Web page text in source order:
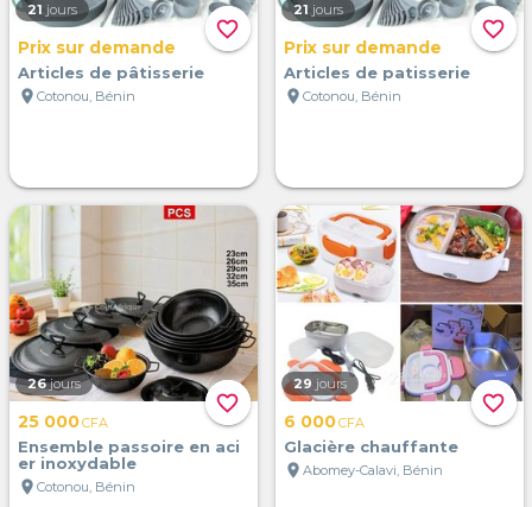
favorite_border
21 jours
Prix sur demande
Articles de pâtisserie
location_on Cotonou, Bénin
favorite_border
21 jours
Prix sur demande
Articles de patisserie
location_on Cotonou, Bénin
favorite_border
26 jours
25 000CFA
Ensemble passoire en aci
er inoxydable
location_on Cotonou, Bénin
favorite_border
29 jours
6 000CFA
Glacière chauffante
location_on Abomey-Calavi, Bénin